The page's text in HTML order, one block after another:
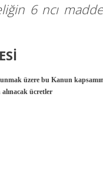
6 ncı
üzere bu Kanun
ücretler